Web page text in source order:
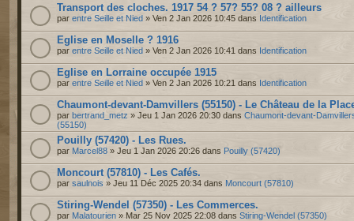
Transport des cloches. 1917 54 ? 57? 55? 08 ? ailleurs
par entre Seille et Nied » Ven 2 Jan 2026 10:45 dans Identification
Eglise en Moselle ? 1916
par entre Seille et Nied » Ven 2 Jan 2026 10:41 dans Identification
Eglise en Lorraine occupée 1915
par entre Seille et Nied » Ven 2 Jan 2026 10:21 dans Identification
Chaumont-devant-Damvillers (55150) - Le Château de la
par bertrand_metz » Jeu 1 Jan 2026 20:30 dans Chaumont-devant-
(55150)
Pouilly (57420) - Les Rues.
par Marcel88 » Jeu 1 Jan 2026 20:26 dans Pouilly (57420)
Moncourt (57810) - Les Cafés.
par saulnois » Jeu 11 Déc 2025 20:34 dans Moncourt (57810)
Stiring-Wendel (57350) - Les Commerces.
par Malatourien » Mar 25 Nov 2025 22:08 dans Stiring-Wendel (57350)